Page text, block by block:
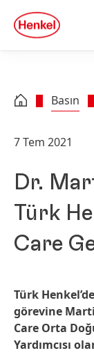
Skip to footer
quick
search
Basın
7 Tem 2021
Dr.
Türk
Care
Türk
görevine
Care Orta
Yardımcısı